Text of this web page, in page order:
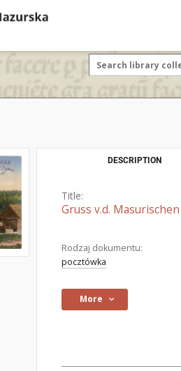
DESCRIPTION
Title:
Gruss v.d.
Rodzaj dokumentu:
pocztówka
More